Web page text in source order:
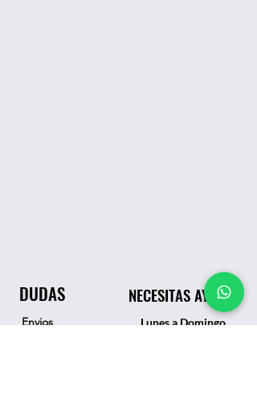
DUDAS
Envios
NECESITAS AYUDA
Lunes a Domingo